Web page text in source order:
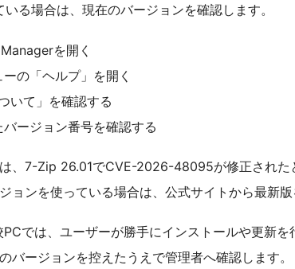
る場合は、現在のバージョンを確認します。
を開く
ーの「ヘルプ」を開く
いて」を確認する
ージョン番号を確認する
、7-Zip 26.01でCVE-2026-48095が修正された
ョンを使っている場合は、公式サイトから最新版
では、ユーザーが勝手にインストールや更新
バージョンを控えたうえで管理者へ確認します。